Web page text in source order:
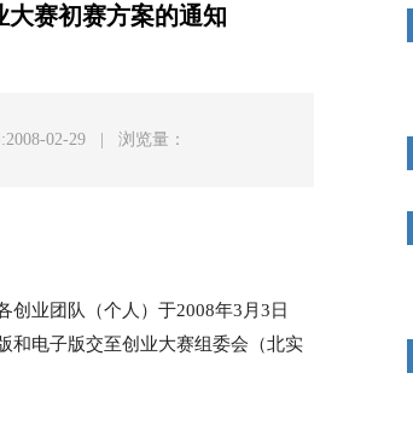
赛初赛方案的通知
02-29 浏览量：
业团队（个人）于2008年3月3日
和电子版交至创业大赛组委会（北实